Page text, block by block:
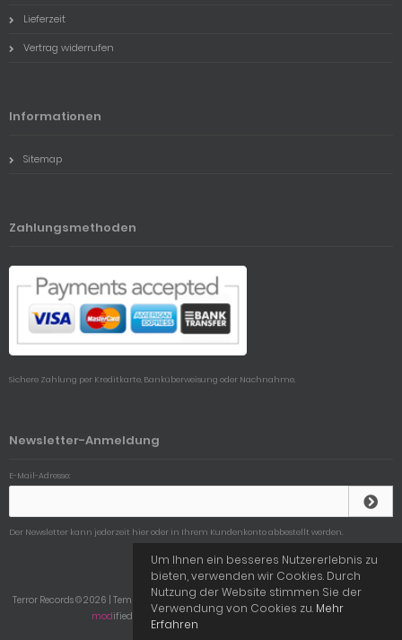
Lieferzeit
Vertrag widerrufen
Informationen
Sitemap
Zahlungsmethoden
Sichere Zahlung per Kreditkarte, Banküberweisung oder Nachnahme.
Newsletter-Anmeldung
E-Mail-Adresse:
Der Newsletter kann jederzeit hier oder in Ihrem Kundenkonto abbestellt werden.
Terror Records © 2026 | Template © 2009-2026 bymodified eCommerce Shopsoftware
modified eCommerce Shopsoftware © 2009-2026
Um Ihnen ein besseres Nutzererlebnis zu
bieten, verwenden wir Cookies. Durch
Nutzung der Website stimmen Sie der
Verwendung von Cookies zu. Mehr
Erfahren